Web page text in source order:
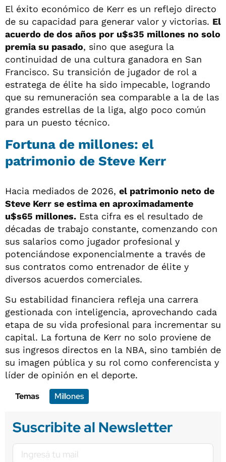
El éxito económico de Kerr es un reflejo directo
de su capacidad para generar valor y victorias. El
acuerdo de dos años por u$s35 millones no solo
premia su pasado, sino que asegura la
continuidad de una cultura ganadora en San
Francisco. Su transición de jugador de rol a
estratega de élite ha sido impecable, logrando
que su remuneración sea comparable a la de las
grandes estrellas de la liga, algo poco común
para un puesto técnico.
Fortuna de millones: el
patrimonio de Steve Kerr
Hacia mediados de 2026, el patrimonio neto de
Steve Kerr se estima en aproximadamente
u$s65 millones. Esta cifra es el resultado de
décadas de trabajo constante, comenzando con
sus salarios como jugador profesional y
potenciándose exponencialmente a través de
sus contratos como entrenador de élite y
diversos acuerdos comerciales.
Su estabilidad financiera refleja una carrera
gestionada con inteligencia, aprovechando cada
etapa de su vida profesional para incrementar su
capital. La fortuna de Kerr no solo proviene de
sus ingresos directos en la NBA, sino también de
su imagen pública y su rol como conferencista y
líder de opinión en el deporte.
Temas
Millones
Suscribite al Newsletter